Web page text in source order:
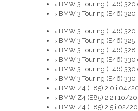
> BMW 3 Touring (E46)
> BMW 3 Touring (E46)
> BMW 3 Touring (E46)
> BMW 3 Touring (E46)
> BMW 3 Touring (E46)
> BMW 3 Touring (E46)
> BMW 3 Touring (E46)
> BMW 3 Touring (E46)
> BMW Z4 (E85) 2.0 i 04/
> BMW Z4 (E85) 2.2 i 10/
> BMW Z4 (E85) 2.5 i 02/